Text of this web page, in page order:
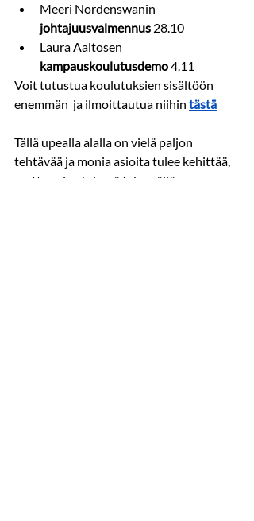
Meeri Nordenswanin
johtajuusvalmennus 28.10
Laura Aaltosen
kampauskoulutusdemo 4.11
Voit tutustua koulutuksien sisältöön
enemmän  ja ilmoittautua niihin tästä
Tällä upealla alalla on vielä paljon
tehtävää ja monia asioita tulee kehittää,
mutta vain yhdessä tekemällä